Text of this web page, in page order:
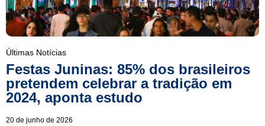
Últimas Notícias
Festas Juninas: 85% dos brasileiros
pretendem celebrar a tradição em
2024, aponta estudo
20 de junho de 2026